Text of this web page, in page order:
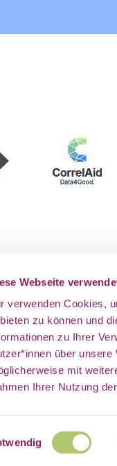
Webseite
verwenden Cookies,
zu können und
zu Ihrer
über
mit
Ihrer Nutzung
Online